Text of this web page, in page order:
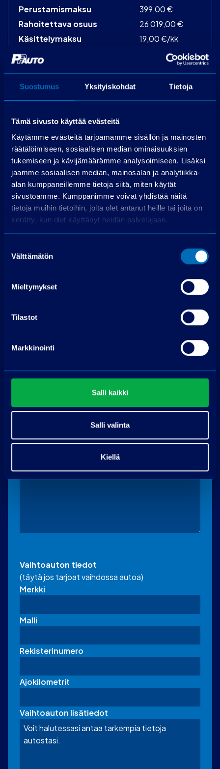
Suostumus Yksityiskohdat Tietoja
Tämä sivusto käyttää evästeitä
Käytämme evästeitä tarjoamamme sisällön ja mainosten
räätälöimiseen, sosiaalisen median ominaisuuksien
tukemiseen ja kävijämäärämme analysoimiseen. Lisäksi
jaamme sosiaalisen median, mainosalan ja analytiikka-
alan kumppaneillemme tietoja siitä, miten käytät
sivustoamme. Kumppanimme voivat yhdistää näitä
tietoja muihin tietoihin, joita olet antanut heille tai joita on
kerätty, kun olet käyttänyt heidän palvelujaan.
valinta
Välttämätön
Mieltymykset
Tilastot
Markkinointi
Salli kaikki
Salli valinta
Kiellä
Perustamismaksu
399,00 €
Rahoitettava osuus
26 019,00 €
Käsittelymaksu
19,00 €/kk
Korko
Maksuerät
72 kpl á 406,95
Hae rahoitusta
Edellyttää myönteisen luottopäätöksen.
Kuninkojankaari 3
Soita puh. 075 3040 5310
*
Vaihtoauton tiedot
(täytä jos tarjoat vaihdossa autoa)
Merkki
Malli
Rekisterinumero
Ajokilometrit
Vaihtoauton lisätiedot